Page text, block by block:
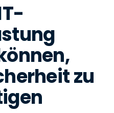
zu